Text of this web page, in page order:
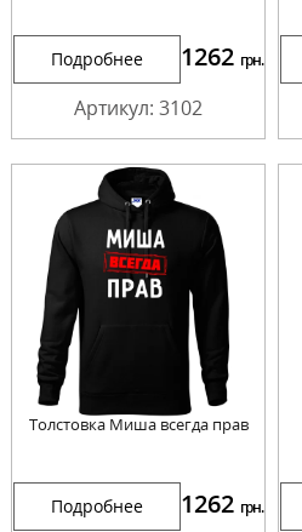
Подробнее 1262 грн.
Артикул: 3102
Толстовка Миша всегда прав
Подробнее 1262 грн.